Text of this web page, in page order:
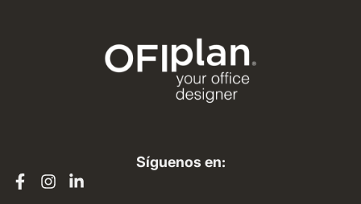
Síguenos en: